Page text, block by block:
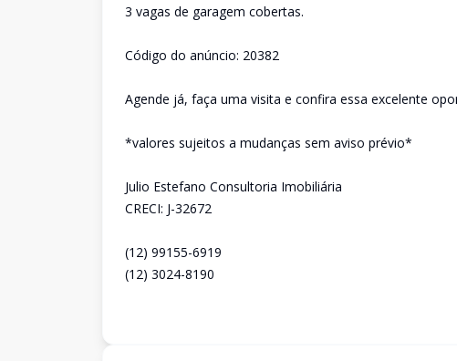
3 vagas de garagem cobertas.
Código do anúncio: 20382
Agende já, faça uma visita e confira essa excelente
*valores sujeitos a mudanças sem aviso prévio*
Julio Estefano Consultoria Imobiliária
CRECI: J-32672
(12) 99155-6919
(12) 3024-8190